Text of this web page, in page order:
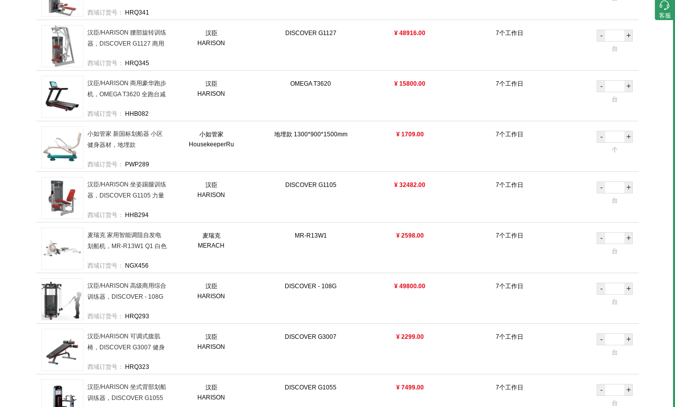
健身器械 售卖规格：1台
西域订货号： HRQ341
汉臣
HARISON
DISCOVER G1127 ¥ 48916.00 7个工作日
汉臣/HARISON 腰部旋转训练
器，DISCOVER G1127 商用
卖规格：1台
西域订货号： HRQ345
- +
台
汉臣
HARISON
OMEGA T3620 ¥ 15800.00 7个工作日
汉臣/HARISON 商用豪华跑步
机，OMEGA T3620 全跑台减
西域订货号：
HHB082
- +
台
小如管家
HousekeeperRu
地埋款 1300*900*1500mm ¥ 1709.00 7个工作日
小如管家 新国标划船器 小区
健身器材，地埋款
装） 售卖规格：1个
西域订货号： PWP289
- +
个
汉臣
HARISON
DISCOVER G1105 ¥ 32482.00 7个工作日
汉臣/HARISON 坐姿踢腿训练
器，DISCOVER G1105 力量
西域订货号：
HHB294
- +
台
麦瑞克
MERACH
MR-R13W1 ¥ 2598.00 7个工作日
麦瑞克 家用智能调阻自发电
划船机，MR-R13W1 Q1 白色
台
西域订货号： NGX456
- +
台
汉臣
HARISON
DISCOVER - 108G ¥ 49800.00 7个工作日
汉臣/HARISON 高级商用综合
训练器，DISCOVER - 108G
格：1台
西域订货号： HRQ293
- +
台
汉臣
HARISON
DISCOVER G3007 ¥ 2299.00 7个工作日
汉臣/HARISON 可调式腹肌
椅，DISCOVER G3007 健身
格：1台
西域订货号： HRQ323
- +
台
汉臣
HARISON
DISCOVER G1055 ¥ 7499.00 7个工作日
汉臣/HARISON 坐式背部划船
训练器，DISCOVER G1055
- +
台
客服